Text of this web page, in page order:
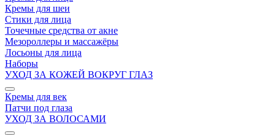
Кремы для шеи
Стики для лица
Точечные средства от акне
Мезороллеры и массажёры
Лосьоны для лица
Наборы
УХОД ЗА КОЖЕЙ ВОКРУГ ГЛАЗ
Кремы для век
Патчи под глаза
УХОД ЗА ВОЛОСАМИ